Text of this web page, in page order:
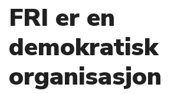
STÅ OPP FOR RETTEN TIL Å VÆRE FRI
FRI er en
demokratisk
organisasjon